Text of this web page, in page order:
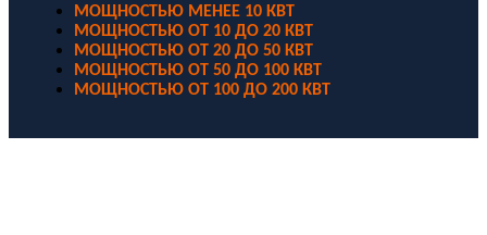
МОЩНОСТЬЮ МЕНЕЕ 10 КВТ
МОЩНОСТЬЮ ОТ 10 ДО 20 КВТ
МОЩНОСТЬЮ ОТ 20 ДО 50 КВТ
МОЩНОСТЬЮ ОТ 50 ДО 100 КВТ
МОЩНОСТЬЮ ОТ 100 ДО 200 КВТ